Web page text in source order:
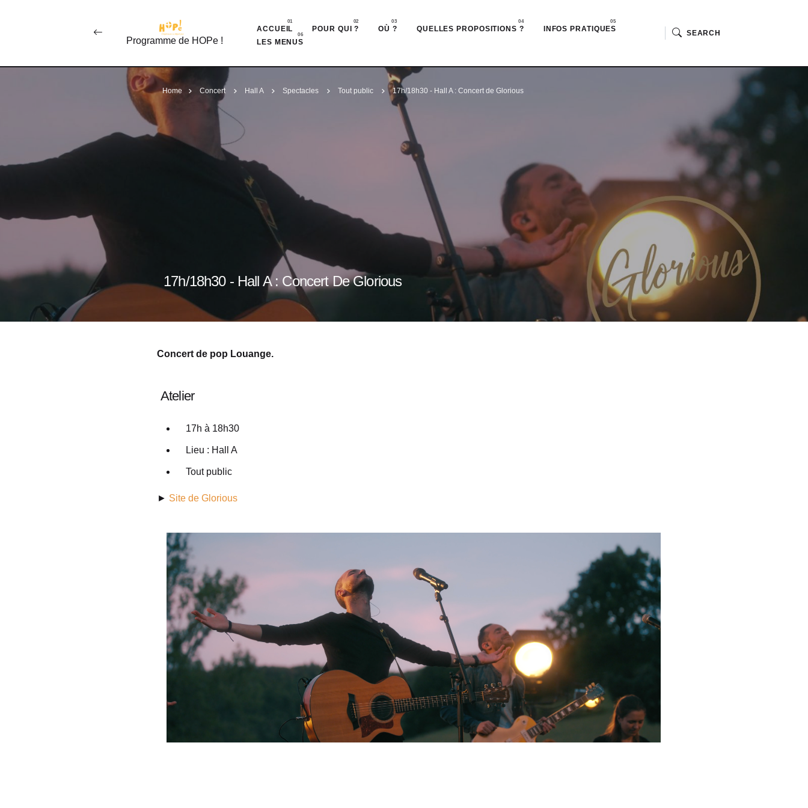
Programme de HOPe !
ACCUEIL POUR QUI ? OÙ ? QUELLES PROPOSITIONS ?
INFOS PRATIQUES
LES MENUS
SEARCH
Home Concert Hall A Spectacles Tout public 17h/18h30 - Hall A : Concert de Glorious
17h/18h30 - Hall A : Concert De Glorious
Concert de pop Louange.
Atelier
17h à 18h30
Lieu : Hall A
Tout public
► Site de Glorious